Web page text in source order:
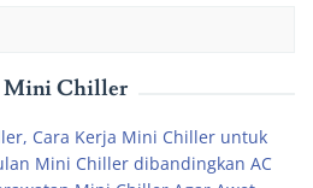
Mini Chiller